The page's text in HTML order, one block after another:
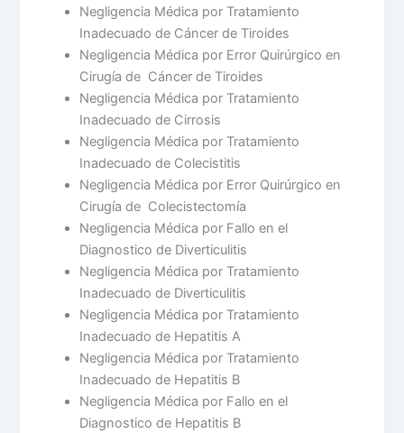
Negligencia Médica por Tratamiento
Inadecuado de Cáncer de Tiroides
Negligencia Médica por Error Quirúrgico en
Cirugía de Cáncer de Tiroides
Negligencia Médica por Tratamiento
Inadecuado de Cirrosis
Negligencia Médica por Tratamiento
Inadecuado de Colecistitis
Negligencia Médica por Error Quirúrgico en
Cirugía de Colecistectomía
Negligencia Médica por Fallo en el
Diagnostico de Diverticulitis
Negligencia Médica por Tratamiento
Inadecuado de Diverticulitis
Negligencia Médica por Tratamiento
Inadecuado de Hepatitis A
Negligencia Médica por Tratamiento
Inadecuado de Hepatitis B
Negligencia Médica por Fallo en el
Diagnostico de Hepatitis B